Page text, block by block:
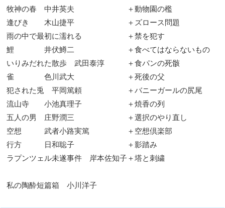
牧神の春 中井英夫 ＋動物園の檻
逢びき 木山捷平 ＋ズロース問題
雨の中で最初に濡れる ＋禁を犯す
鯉 井伏鱒二 ＋食べてはならないもの
いりみだれた散歩 武田泰淳 ＋食パンの死骸
雀 色川武大 ＋死後の父
犯された兎 平岡篤頼 ＋バニーガールの尻尾
流山寺 小池真理子 ＋焼香の列
五人の男 庄野潤三 ＋選択のやり直し
空想 武者小路実篤 ＋空想倶楽部
行方 日和聡子 ＋影踏み
ラプンツェル未遂事件 岸本佐知子＋塔と刺繍
私の陶酔短篇箱 小川洋子